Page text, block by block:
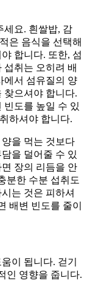
세요. 흰쌀밥, 감
은 음식을 선택해
합니다. 또한, 섬
섭취는 오히려 배
에서 섬유질의 양
찾으셔야 합니다.
빈도를 높일 수 있
하셔야 합니다.
을 먹는 것보다
을 덜어줄 수 있
장의 리듬을 안
분한 수분 섭취도
는 것은 피하셔
배변 빈도를 줄이
이 됩니다. 걷기
인 영향을 줍니다.